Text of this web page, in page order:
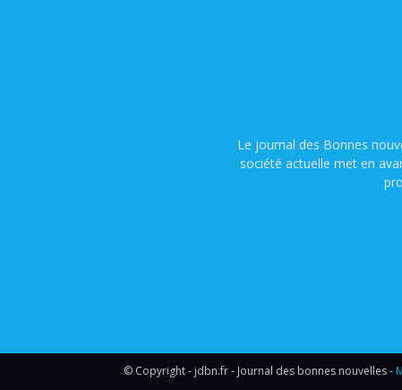
Le journal des Bonnes
société actuelle met en
© Copyright - jdbn.fr - Journal des bonnes nouvelles -